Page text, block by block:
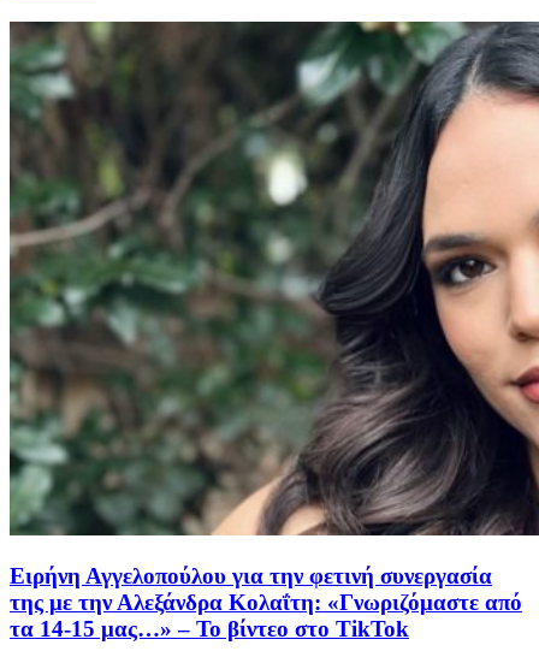
Ειρήνη Αγγελοπούλου για την φετινή συνεργασία
της με την Αλεξάνδρα Κολαΐτη: «Γνωριζόμαστε από
τα 14-15 μας…» – Το βίντεο στο TikTok